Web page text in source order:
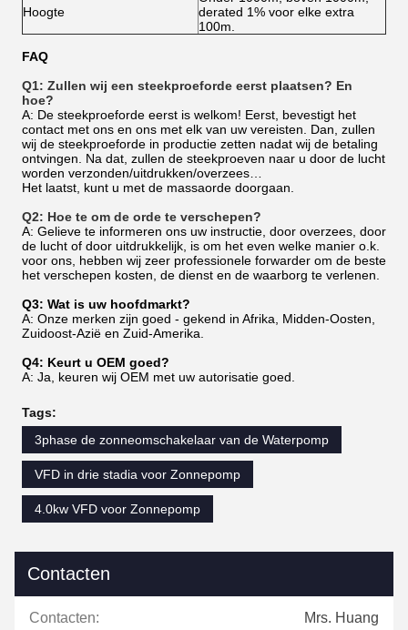
Hoogte
derated 1% voor elke extra
100m.
FAQ
Q1: Zullen wij een steekproeforde eerst plaatsen? En
hoe?
A: De steekproeforde eerst is welkom! Eerst, bevestigt het
contact met ons en ons met elk van uw vereisten. Dan, zullen
wij de steekproeforde in productie zetten nadat wij de betaling
ontvingen. Na dat, zullen de steekproeven naar u door de lucht
worden verzonden/uitdrukken/overzees…
Het laatst, kunt u met de massaorde doorgaan.
Q2: Hoe te om de orde te verschepen?
A: Gelieve te informeren ons uw instructie, door overzees, door
de lucht of door uitdrukkelijk, is om het even welke manier o.k.
voor ons, hebben wij zeer professionele forwarder om de beste
het verschepen kosten, de dienst en de waarborg te verlenen.
Q3: Wat is uw hoofdmarkt?
A: Onze merken zijn goed - gekend in Afrika, Midden-Oosten,
Zuidoost-Azië en Zuid-Amerika.
Q4: Keurt u OEM goed?
A: Ja, keuren wij OEM met uw autorisatie goed.
Tags:
3phase de zonneomschakelaar van de Waterpomp
VFD in drie stadia voor Zonnepomp
4.0kw VFD voor Zonnepomp
Contacten
Contacten: Mrs. Huang